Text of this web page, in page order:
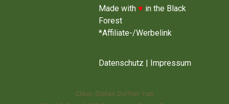
Made with ♥ in the Black
Forest
*Affiliate-/Werbelink
Datenschutz | Impressum
Claus-Stefan Duffner has